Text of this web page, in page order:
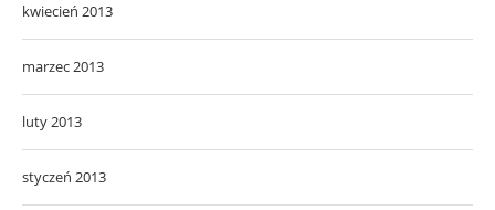
kwiecień 2013
marzec 2013
luty 2013
styczeń 2013